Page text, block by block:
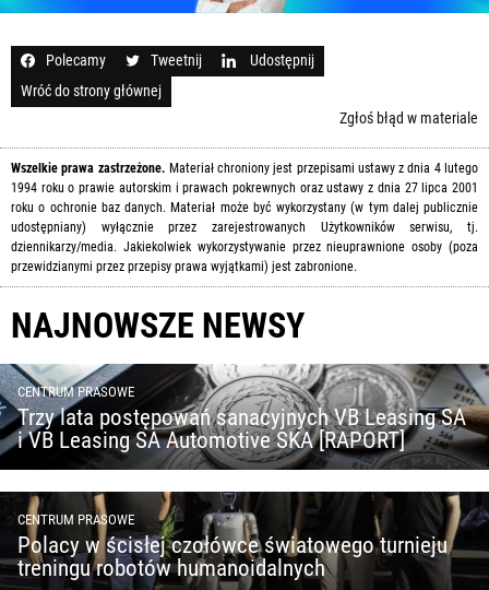
Polecamy Tweetnij
Udostępnij
Wróć do strony głównej
Zgłoś błąd w materiale
Wszelkie prawa zastrzeżone. Materiał chroniony jest przepisami ustawy z dnia 4 lutego
1994 roku o prawie autorskim i prawach pokrewnych oraz ustawy z dnia 27 lipca 2001
roku o ochronie baz danych. Materiał może być wykorzystany (w tym dalej publicznie
udostępniany) wyłącznie przez zarejestrowanych Użytkowników serwisu, tj.
dziennikarzy/media. Jakiekolwiek wykorzystywanie przez nieuprawnione osoby (poza
przewidzianymi przez przepisy prawa wyjątkami) jest zabronione.
NAJNOWSZE NEWSY
CENTRUM PRASOWE
Trzy lata postępowań sanacyjnych VB Leasing SA
i VB Leasing SA Automotive SKA [RAPORT]
CENTRUM PRASOWE
Polacy w ścisłej czołówce światowego turnieju
treningu robotów humanoidalnych